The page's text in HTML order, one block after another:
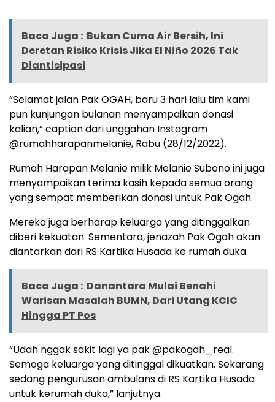
Baca Juga : Bukan Cuma Air Bersih, Ini
Deretan Risiko Krisis Jika El Niño 2026 Tak
Diantisipasi
“Selamat jalan Pak OGAH, baru 3 hari lalu tim kami
pun kunjungan bulanan menyampaikan donasi
kalian,” caption dari unggahan Instagram
@rumahharapanmelanie, Rabu (28/12/2022).
Rumah Harapan Melanie milik Melanie Subono ini juga
menyampaikan terima kasih kepada semua orang
yang sempat memberikan donasi untuk Pak Ogah.
Mereka juga berharap keluarga yang ditinggalkan
diberi kekuatan. Sementara, jenazah Pak Ogah akan
diantarkan dari RS Kartika Husada ke rumah duka.
Baca Juga : Danantara Mulai Benahi
Warisan Masalah BUMN, Dari Utang KCIC
Hingga PT Pos
“Udah nggak sakit lagi ya pak @pakogah_real.
Semoga keluarga yang ditinggal dikuatkan. Sekarang
sedang pengurusan ambulans di RS Kartika Husada
untuk kerumah duka,” lanjutnya.